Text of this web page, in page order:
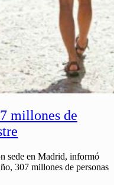
millones de
sede en Madrid, informó
307 millones de personas